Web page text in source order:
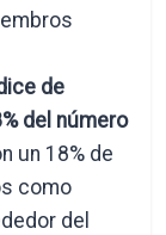
de
del número
un 18% de
como
del